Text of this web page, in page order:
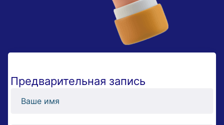
Предварительная запись